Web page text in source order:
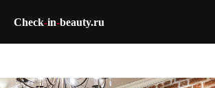
Check-in-beauty.ru